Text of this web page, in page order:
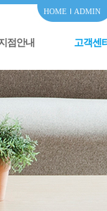
HOME ADMIN
점안내 고객센